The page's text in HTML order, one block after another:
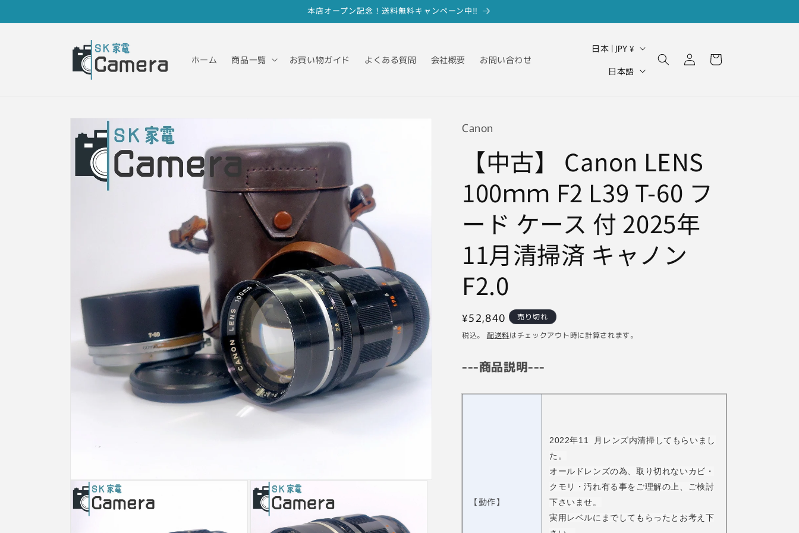
進む
本店オープン記念！送料無料キャンペーン中‼
ホーム 商品一覧 お買い物ガイド よくある質問 会社概要 お問い合わせ
国
日本 | JPY ¥
言
日本語
グ
イ
ー
商品情
報にス
キップ
ー
Canon
【中古】 Canon LENS
100ｍｍ F2 L39 T-60 フ
ード ケース 付 2025年
11月清掃済 キャノン
F2.0
通
常
格
¥52,840
売り切れ
税込。 配送料はチェックアウト時に計算されます。
---商品説明---
【動作】
2022年11 月レンズ内清掃してもらいまし
た。
オールドレンズの為、取り切れないカビ・
クモリ・汚れ有る事をご理解の上、ご検討
下さいませ。
実用レベルにまでしてもらったとお考え下